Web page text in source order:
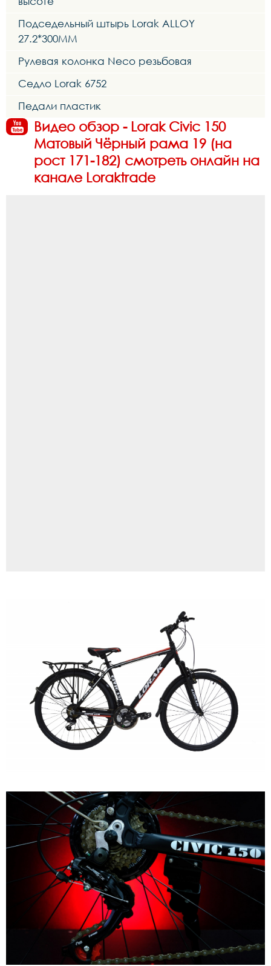
Подседельный штырь Lorak ALLOY
27.2*300MM
Рулевая колонка Neco резьбовая
Седло Lorak 6752
Педали пластик
Видео обзор - Lorak Civic 150
Матовый Чёрный рама 19 (на
рост 171-182) смотреть онлайн на
канале Loraktrade